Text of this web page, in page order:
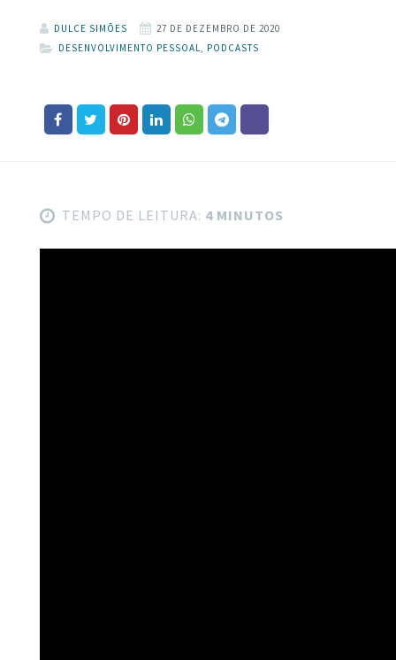
DULCE SIMÕES
27 DE DEZEMBRO DE 2020
DESENVOLVIMENTO PESSOAL, PODCASTS
TEMPO DE LEITURA: 4 MINUTOS